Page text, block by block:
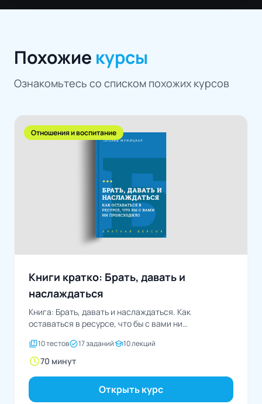
Похожие курсы
Ознакомьтесь со списком похожих курсов
Отношения и воспитание
Книги кратко: Брать, давать и
наслаждаться
Книга: Брать, давать и наслаждаться. Как
оставаться в ресурсе, что бы с вами ни
quiz10 тестовtask_alt17 заданийschool10 лекций
schedule70 минут
Открыть курс